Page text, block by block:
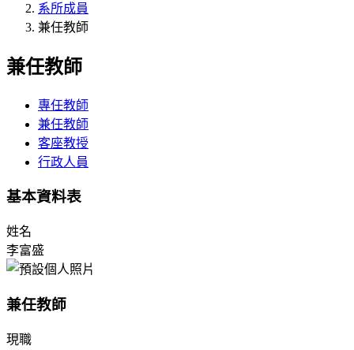
系所成員
兼任教師
兼任教師
專任教師
兼任教師
客座教授
行政人員
基本資料表
姓名
李富盛
兼任教師
現職